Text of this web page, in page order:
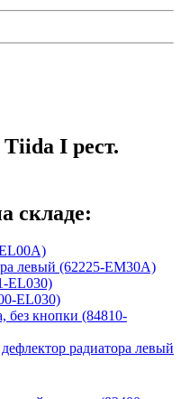
I рест.
складе:
левый (62225-EM30A)
EL030)
EL030)
без кнопки (84810-
радиатора левый